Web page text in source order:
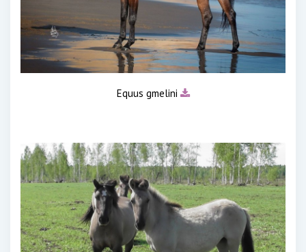
Equus gmelini